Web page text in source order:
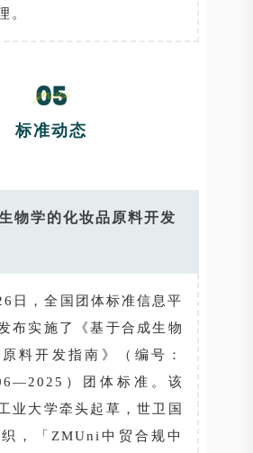
。
标准动态
物学的化妆品原料开发
日，全国团体标准信息平
布实施了《基于合成生物
料开发指南》（编号：
）团体标准。该
业大学牵头起草，世卫国
，「ZMUni中贸合规中